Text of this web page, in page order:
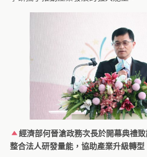
經濟部何晉滄政務次長於開幕典禮
整合法人研發量能，協助產業升級轉型